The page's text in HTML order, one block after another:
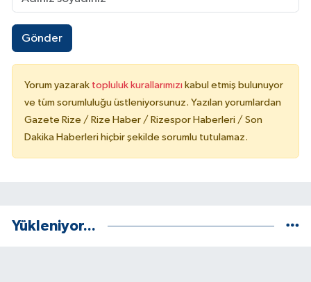
Gönder
Yorum yazarak topluluk kurallarımızı kabul etmiş bulunuyor
ve tüm sorumluluğu üstleniyorsunuz. Yazılan yorumlardan
Gazete Rize / Rize Haber / Rizespor Haberleri / Son
Dakika Haberleri hiçbir şekilde sorumlu tutulamaz.
Yükleniyor...